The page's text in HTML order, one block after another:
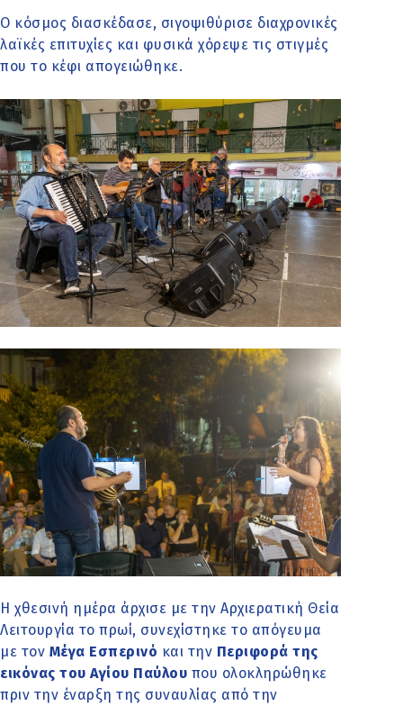
Ο κόσμος διασκέδασε, σιγοψιθύρισε διαχρονικές
λαϊκές επιτυχίες και φυσικά χόρεψε τις στιγμές
που το κέφι απογειώθηκε.
Η χθεσινή ημέρα άρχισε με την Αρχιερατική Θεία
Λειτουργία το πρωί, συνεχίστηκε το απόγευμα
με τον Μέγα Εσπερινό και την Περιφορά της
εικόνας του Αγίου Παύλου που ολοκληρώθηκε
πριν την έναρξη της συναυλίας από την